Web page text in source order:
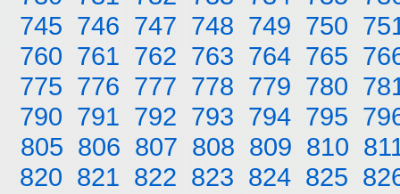
745 746 747 748 749 750
760 761 762 763 764 765
775 776 777 778 779 780
790 791 792 793 794 795
805 806 807 808 809 810
820 821 822 823 824 825